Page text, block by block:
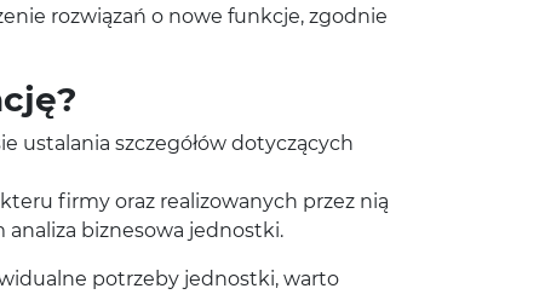
rozwiązań o nowe funkcje, zgodnie
ustalania szczegółów dotyczących
firmy oraz realizowanych przez nią
biznesowa jednostki.
potrzeby jednostki, warto